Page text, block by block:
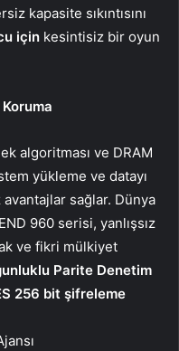
kapasite sıkıntısını
için kesintisiz bir oyun
algoritması ve DRAM
yükleme ve datayı
sağlar. Dünya
960 serisi, yanlışsız
ve fikri mülkiyet
Parite Denetim
256 bit şifreleme